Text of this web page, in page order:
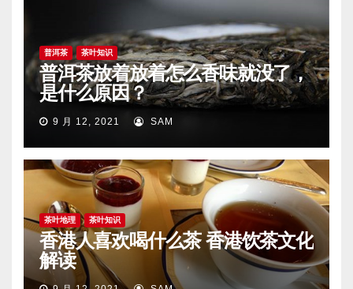
普洱茶 茶叶知识
普洱茶放着放着怎么香味就没了，
是什么原因？
9 月 12, 2021 SAM
茶叶地理 茶叶知识
香港人喜欢喝什么茶 香港饮茶文化
解读